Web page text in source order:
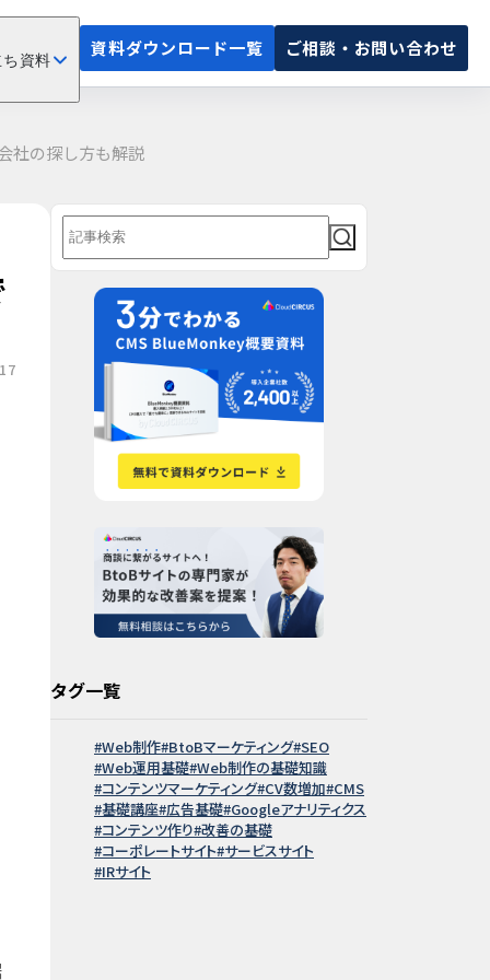
資料
資料ダウンロード一覧 ご相談・お問い合わせ
社の探し方も解説
タグ一覧
Web制作 BtoBマーケティング SEO
Web運用基礎 Web制作の基礎知識
コンテンツマーケティング CV数増加 CMS
基礎講座 広告基礎 Googleアナリティクス
コンテンツ作り 改善の基礎
コーポレートサイト サービスサイト
IRサイト